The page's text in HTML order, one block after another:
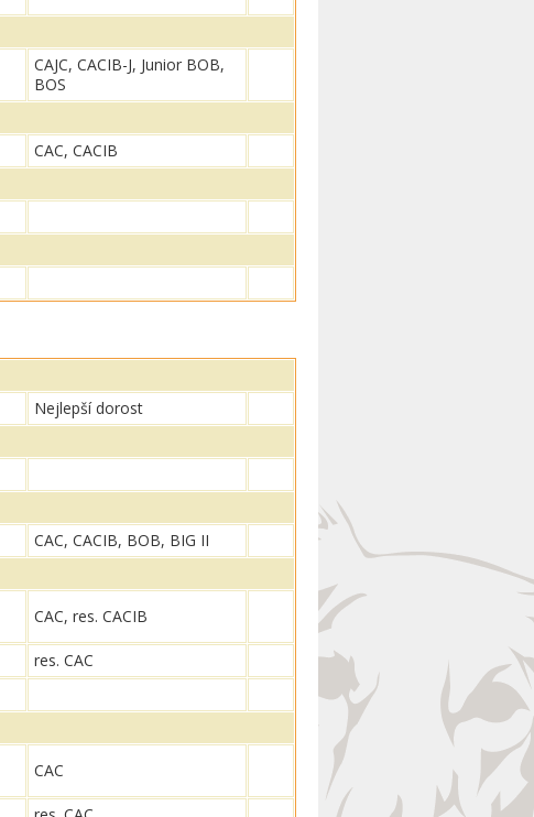
CAJC, CACIB-J, Junior BOB,
BOS
CAC, CACIB
Nejlepší dorost
CAC, CACIB, BOB, BIG II
CAC, res. CACIB
res. CAC
CAC